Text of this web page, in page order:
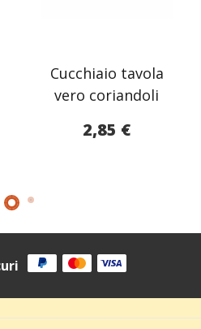
Cucchiaio tavola
vero coriandoli
2,85 €